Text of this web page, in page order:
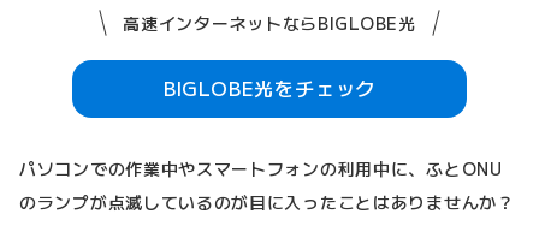
高速インターネットならBIGLOBE光
BIGLOBE光をチェック
パソコンでの作業中やスマートフォンの利用中に、ふとONU
のランプが点滅しているのが目に入ったことはありませんか？